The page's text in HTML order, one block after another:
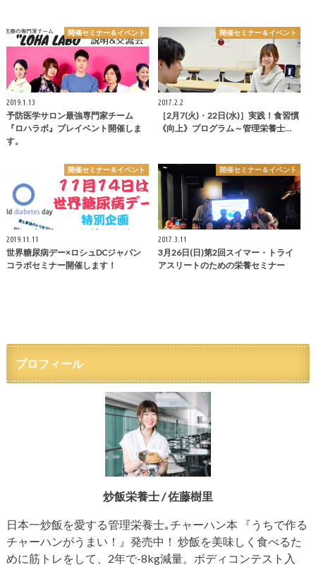
開催セミナー＆イベント
2019.1.13
予防医学サロン最強専門家チーム
『ロハラボ』プレイベント開催しま
す。
開催セミナー＆イベント
2017.2.2
［2月7(火)・22日(水)］実践！食習慣
《向上》プログラム～管理栄養士…
開催セミナー＆イベント
2019.11.11
世界糖尿病デー×ロシュDCジャパン
コラボセミナー開催します！
開催セミナー＆イベント
2017.3.11
3月26日(日)第2回スイマー・トライ
アスリートのための栄養セミナー
プロフィール
炒飯栄養士 / 佐藤樹里
日本一炒飯を愛する管理栄養士｡チャーハン本 『うちで作る
チャーハンがうまい！』発売中！ 炒飯を美味しく食べるた
めに筋トレをして、2年で-8kg減量。ボディコンテスト入